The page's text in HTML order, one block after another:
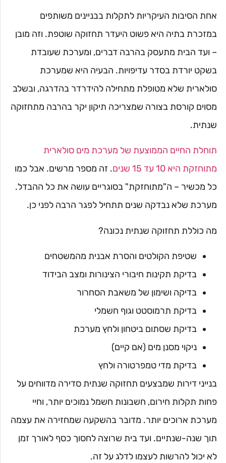
אחת הסיבות העיקריות לתקלות בבניינים משותפים
במזכרת בתיה היא פשוט היעדר תחזוקה שוטפת. וזה מובן
– ועד הבית מתעסק בהרבה דברים, ומערכת שעובדת
בשקט יורדת בסדר עדיפויות. הבעיה היא שמערכת
סולארית שלא מטופלת מתחילה להידרדר בהדרגה, ובשלב
מסוים קורסת בצורה שמצריכה תיקון יקר בהרבה מתחזוקה
שנתית.
תוחלת החיים הממוצעת של מערכת מים סולארית
מתוחזקת היא 10 עד 15 שנים
. זה מספר מרשים. אבל כמו
כל מכשיר – ה"מתוחזקת" בסוגריים עושה את כל ההבדל.
מערכת שלא נבדקה שנים תתחיל לפגר הרבה לפני כן.
מה כוללת תחזוקה שנתית נכונה?
שטיפת הקולטים והסרת אבנית מהמשטחים
בדיקת תקינות חיבורי הצינורות ומצב הבידוד
בדיקה ושימון של משאבת הסחרור
בדיקת תרמוסטט וגוף חשמלי
בדיקת שסתום ביטחון ולחץ מערכת
ניקוי מסנן מים (אם קיים)
בדיקת מדי טמפרטורה ולחץ
בנייני דירות שמבצעים תחזוקה שנתית סדירה מדווחים על
פחות תקלות חירום, חשבונות חשמל נמוכים יותר, וחיי
מערכת ארוכים יותר. מדובר בהשקעה שמחזירה את עצמה
תוך שנה-שנתיים. ועד בית שרוצה לחסוך כסף לאורך זמן
לא יכול להרשות לעצמו לדלג על זה.